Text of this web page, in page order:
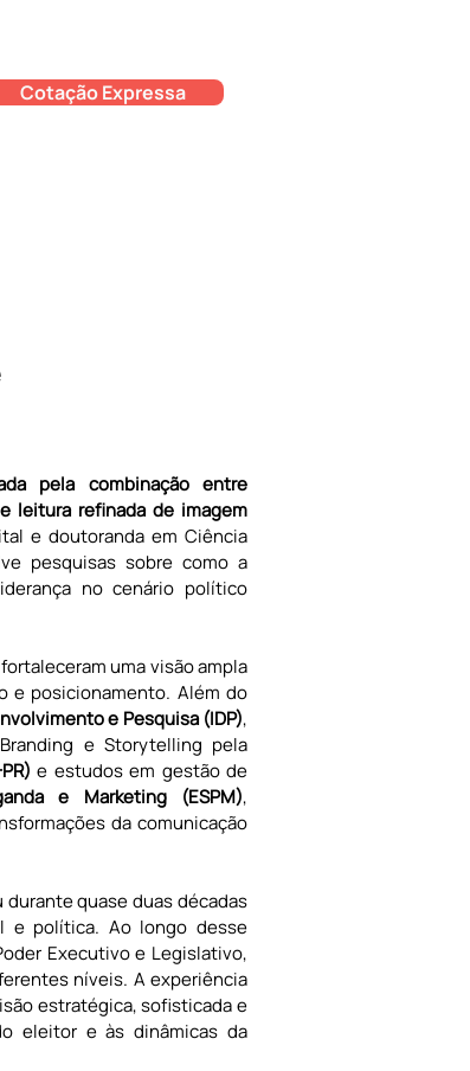
Cotação Expressa
pela combinação entre
leitura refinada de imagem
e doutoranda em Ciência
pesquisas sobre como a
no cenário político
uma visão ampla
e posicionamento. Além do
e Pesquisa (IDP),
e estudos em gestão de
e Marketing (ESPM),
da comunicação
quase duas décadas
e política. Ao longo desse
Executivo e Legislativo,
níveis. A experiência
estratégica, sofisticada e
eleitor e às dinâmicas da